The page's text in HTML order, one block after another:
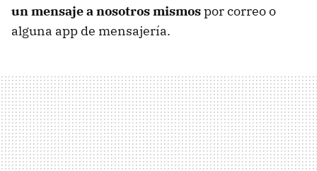
un mensaje a nosotros mismospor correo o
alguna app de mensajería.